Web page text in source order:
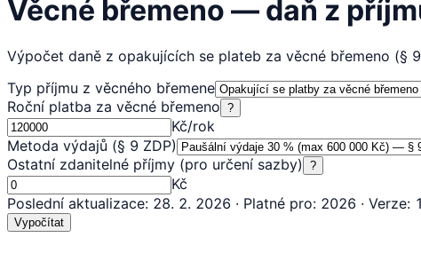
Věcné břemeno — daň z
Výpočet daně z opakujících se plateb za věcné břemeno (§
Typ příjmu z věcného břemene
Roční platba za věcné břemeno ?
Kč/rok
Metoda výdajů (§ 9 ZDP)
Ostatní zdanitelné příjmy (pro určení sazby)
?
Kč
Poslední aktualizace: 28. 2. 2026 · Platné pro: 2026 · Verze:
Vypočítat